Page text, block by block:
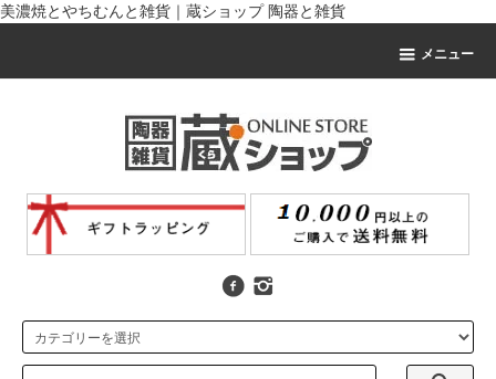
美濃焼とやちむんと雑貨｜蔵ショップ 陶器と雑貨
メニュー